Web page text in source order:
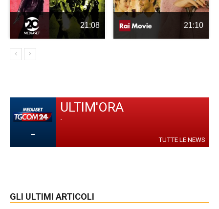
21:08 21:10
-
ULTIM'ORA
-
TUTTE LE NEWS
GLI ULTIMI ARTICOLI